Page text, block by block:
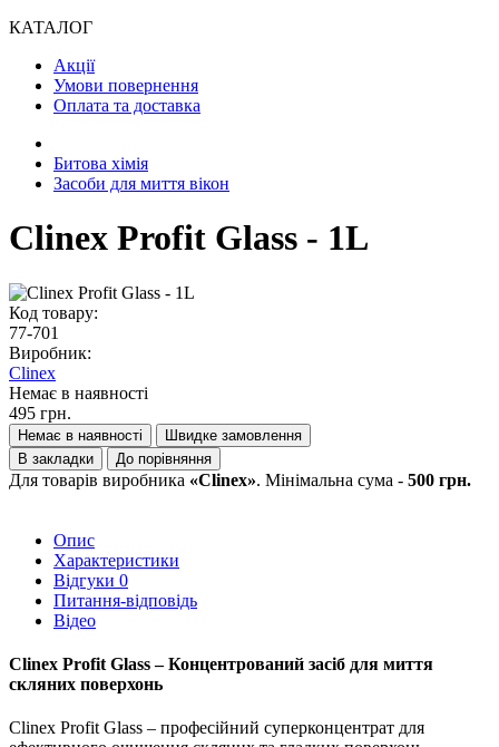
КАТАЛОГ
Акції
Умови повернення
Оплата та доставка
Битова хімія
Засоби для миття вікон
Clinex Profit Glass - 1L
Код товару:
77-701
Виробник:
Clinex
Немає в наявності
495 грн.
Немає в наявності
Швидке замовлення
В закладки
До порівняння
Для товарів виробника «Clinex». Мінімальна сума - 500 грн.
Опис
Характеристики
Відгуки 0
Питання-відповідь
Відео
Clinex Profit Glass – Концентрований засіб для миття
скляних поверхонь
Clinex Profit Glass – професійний суперконцентрат для